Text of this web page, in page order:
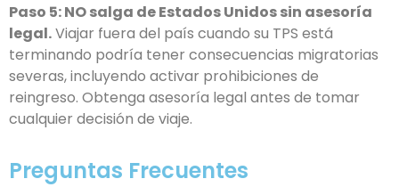
Paso 5: NO salga de Estados Unidos sin asesoría
legal.Viajar fuera del país cuando su TPS está
terminando podría tener consecuencias migratorias
severas, incluyendo activar prohibiciones de
reingreso. Obtenga asesoría legal antes de tomar
cualquier decisión de viaje.
Preguntas Frecuentes